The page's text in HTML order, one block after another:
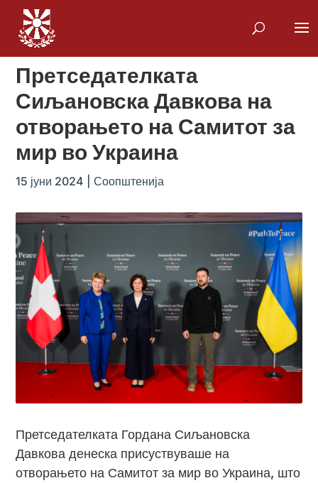
Претседателката
Сиљановска Давкова на
отворањето на Самитот за
мир во Украина
15 јуни 2024 |Соопштенија
Претседателката Гордана Сиљановска
Давкова денеска присуствуваше на
отворањето на Самитот за мир во Украина, што